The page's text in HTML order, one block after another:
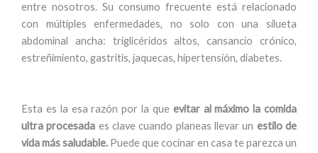
entre nosotros. Su consumo frecuente está relacionado
con múltiples enfermedades, no solo con una silueta
abdominal ancha: triglicéridos altos, cansancio crónico,
estreñimiento, gastritis, jaquecas, hipertensión, diabetes.
Esta es la esa razón por la queevitar al máximo la comida
ultra procesada es clave cuando planeas llevar un estilo de
vida más saludable. Puede que cocinar en casa te parezca un